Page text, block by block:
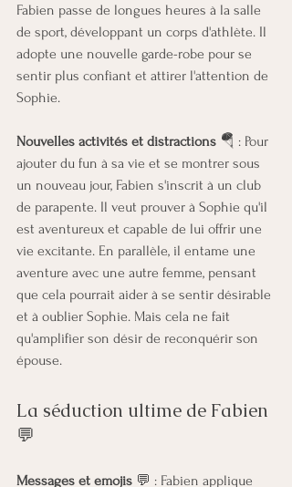
Fabien passe de longues heures à la salle
de sport, développant un corps d'athlète. Il
adopte une nouvelle garde-robe pour se
sentir plus confiant et attirer l'attention de
Sophie.
Nouvelles activités et distractions 🪂 : Pour
ajouter du fun à sa vie et se montrer sous
un nouveau jour, Fabien s'inscrit à un club
de parapente. Il veut prouver à Sophie qu'il
est aventureux et capable de lui offrir une
vie excitante. En parallèle, il entame une
aventure avec une autre femme, pensant
que cela pourrait aider à se sentir désirable
et à oublier Sophie. Mais cela ne fait
qu'amplifier son désir de reconquérir son
épouse.
La séduction ultime de Fabien
💬
Messages et emojis 💬 : Fabien applique